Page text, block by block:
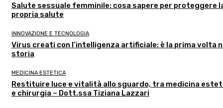
Salute sessuale femminile: cosa sapere per proteggere
propria salute
INNOVAZIONE E TECNOLOGIA
Virus creati con l’intelligenza artificiale: è la prima volta
storia
MEDICINA ESTETICA
Restituire luce e vitalità allo sguardo, tra medicina
e chirurgia – Dott.ssa Tiziana Lazzari